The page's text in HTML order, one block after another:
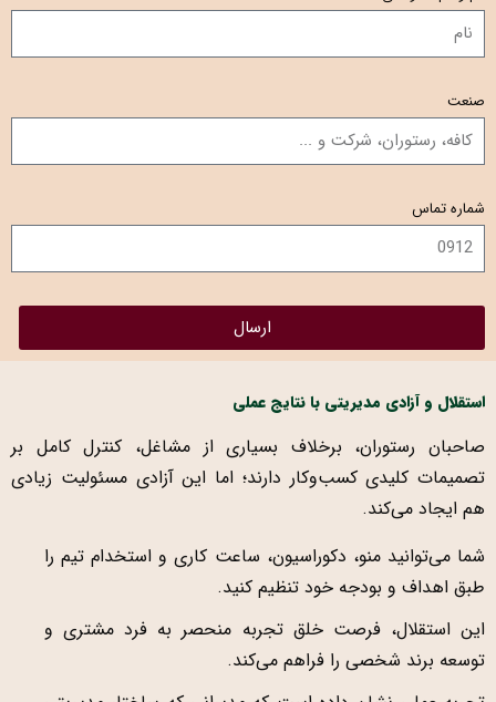
صنعت
شماره تماس
ارسال
استقلال و آزادی مدیریتی با نتایج عملی
صاحبان رستوران، برخلاف بسیاری از مشاغل، کنترل کامل بر
تصمیمات کلیدی کسب‌وکار دارند؛ اما این آزادی مسئولیت‌ زیادی
هم ایجاد می‌کند.
شما می‌توانید منو، دکوراسیون، ساعت کاری و استخدام تیم را
طبق اهداف و بودجه خود تنظیم کنید.
این استقلال، فرصت خلق تجربه منحصر به فرد مشتری و
توسعه برند شخصی را فراهم می‌کند.